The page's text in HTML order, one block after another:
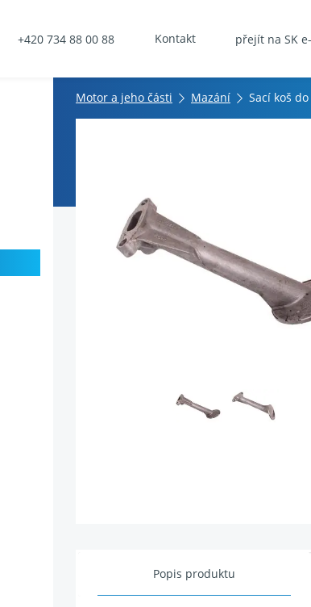
+420 734 88 00 88 Kontakt přejít na SK
Motor a jeho části Mazání Sací koš
Popis produktu